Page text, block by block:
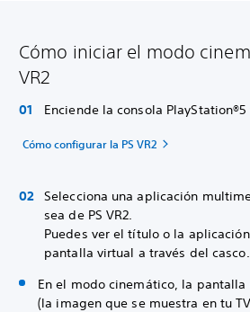
Cómo iniciar el modo
VR2
Enciende la consola PlayStation®5
Cómo configurar la PS VR2
Selecciona una aplicación
sea de PS VR2.
Puedes ver el título o la
pantalla virtual a través del casco.
En el modo cinemático, la
(la imagen que se muestra en tu